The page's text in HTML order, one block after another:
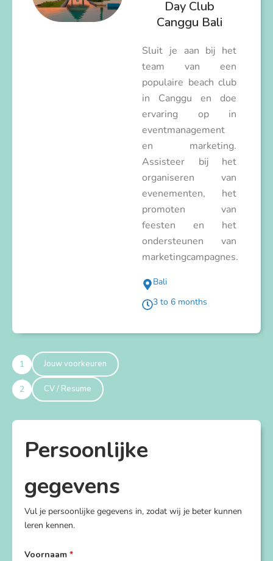
Day Club
Canggu Bali
Sluit je aan bij het
team van een
populaire beach club
in Canggu en doe
ervaring op in
eventmanagement
en marketing.
Assisteer bij het
organiseren van
evenementen, het
promoten van
feesten en het
ondersteunen van
marketingcampagnes.
Bali
3 to 6 months
1 Jouw voorkeuren
2 CV / Resume
Persoonlijke
gegevens
Vul je persoonlijke gegevens in, zodat wij je beter kunnen
leren kennen.
Voornaam *